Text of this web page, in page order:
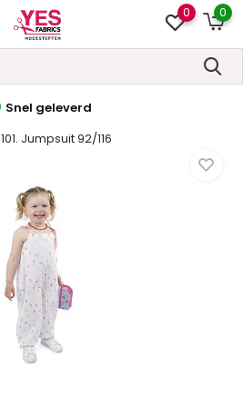
0 0
Hoge kwaliteit
101. Jumpsuit 92/116